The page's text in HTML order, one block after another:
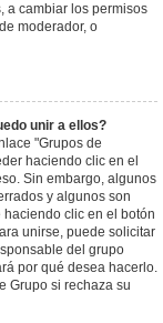
a cambiar los permisos
moderador, o
unir a ellos?
"Grupos de
haciendo clic en el
Sin embargo, algunos
y algunos son
clic en el botón
unirse, puede solicitar
del grupo
por qué desea hacerlo.
Grupo si rechaza su